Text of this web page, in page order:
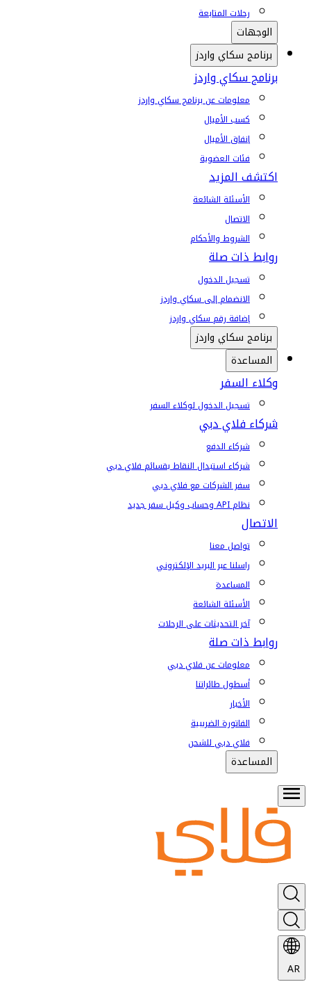
رحلات المتابعة
الوجهات
برنامج سكاي واردز
برنامج سكاي واردز
معلومات عن برنامج سكاي واردز
كسب الأميال
إنفاق الأميال
فئات العضوية
اكتشف المزيد
الأسئلة الشائعة
الاتصال
الشروط والأحكام
روابط ذات صلة
تسجيل الدخول
الانضمام إلى سكاي واردز
إضافة رقم سكاي واردز
برنامج سكاي واردز
المساعدة
وكلاء السفر
تسجيل الدخول لوكلاء السفر
شركاء فلاي دبي
شركاء الدفع
شركاء استبدال النقاط بقسائم فلاي دبي
سفر الشركات مع فلاي دبي
نظام API وحساب وكيل سفر جديد
الاتصال
تواصل معنا
راسلنا عبر البريد الإلكتروني
المساعدة
الأسئلة الشائعة
آخر التحديثات على الرحلات
روابط ذات صلة
معلومات عن فلاي دبي
أسطول طائراتنا
الأخبار
الفاتورة الضريبية
فلاي دبي للشحن
المساعدة
AR